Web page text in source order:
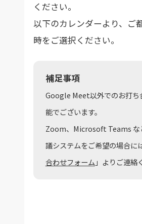
ください。
以下のカレンダーより、ご
時をご選択ください。
補足事項
Google Meet以外でのお打ち
能でございます。
Zoom、Microsoft Teams な
議システムをご希望の場合に
合わせフォーム 」よりご連絡